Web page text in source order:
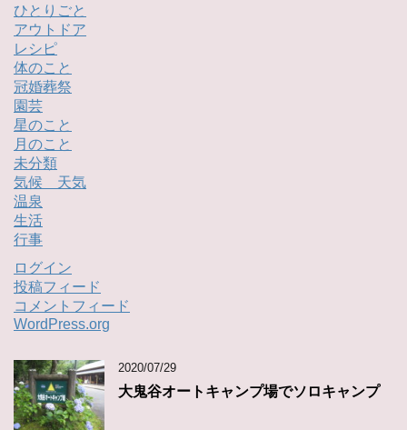
ひとりごと
アウトドア
レシピ
体のこと
冠婚葬祭
園芸
星のこと
月のこと
未分類
気候 天気
温泉
生活
行事
ログイン
投稿フィード
コメントフィード
WordPress.org
2020/07/29
大鬼谷オートキャンプ場でソロキャンプ